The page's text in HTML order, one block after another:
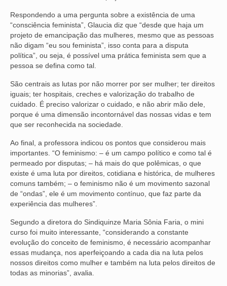
Respondendo a uma pergunta sobre a existência de uma
“consciência feminista”, Glaucia diz que “desde que haja um
projeto de emancipação das mulheres, mesmo que as pessoas
não digam “eu sou feminista”, isso conta para a disputa
política”, ou seja, é possível uma prática feminista sem que a
pessoa se defina como tal.
São centrais as lutas por não morrer por ser mulher; ter direitos
iguais; ter hospitais, creches e valorização do trabalho de
cuidado. É preciso valorizar o cuidado, e não abrir mão dele,
porque é uma dimensão incontornável das nossas vidas e tem
que ser reconhecida na sociedade.
Ao final, a professora indicou os pontos que considerou mais
importantes. “O feminismo: – é um campo político e como tal é
permeado por disputas; – há mais do que polêmicas, o que
existe é uma luta por direitos, cotidiana e histórica, de mulheres
comuns também; – o feminismo não é um movimento sazonal
de “ondas”, ele é um movimento contínuo, que faz parte da
experiência das mulheres”.
Segundo a diretora do Sindiquinze Maria Sônia Faria, o mini
curso foi muito interessante, “considerando a constante
evolução do conceito de feminismo, é necessário acompanhar
essas mudança, nos aperfeiçoando a cada dia na luta pelos
nossos direitos como mulher e também na luta pelos direitos de
todas as minorias”, avalia.